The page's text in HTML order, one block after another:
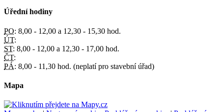
Úřední hodiny
PO: 8,00 - 12,00 a 12,30 - 15,30 hod.
ÚT:
ST: 8,00 - 12,00 a 12,30 - 17,00 hod.
ČT:
PÁ: 8,00 - 11,30 hod. (neplatí pro stavební úřad)
Mapa